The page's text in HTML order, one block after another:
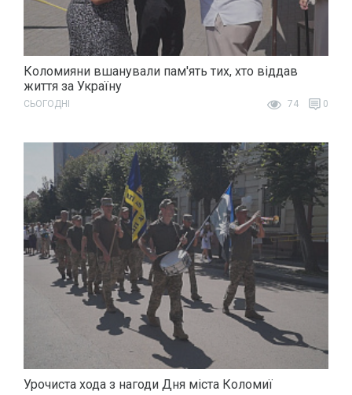
Коломияни вшанували пам'ять тих, хто віддав
життя за Україну
СЬОГОДНІ 74 0
Урочиста хода з нагоди Дня міста Коломиї